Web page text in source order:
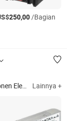
250,00/Bagian
Elektronik Lainnya +